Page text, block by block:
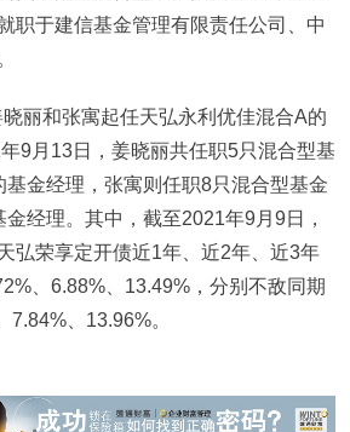
职于建信基金管理有限责任公司、中
丽和张寓起任天弘永利优佳混合A的
9月13日，姜晓丽共任职5只混合型基
金经理，张寓则任职8只混合型基金
经理。其中，截至2021年9月9日，
弘荣享定开债近1年、近2年、近3年
、6.88%、13.49%，分别不敌同期
7.84%、13.96%。